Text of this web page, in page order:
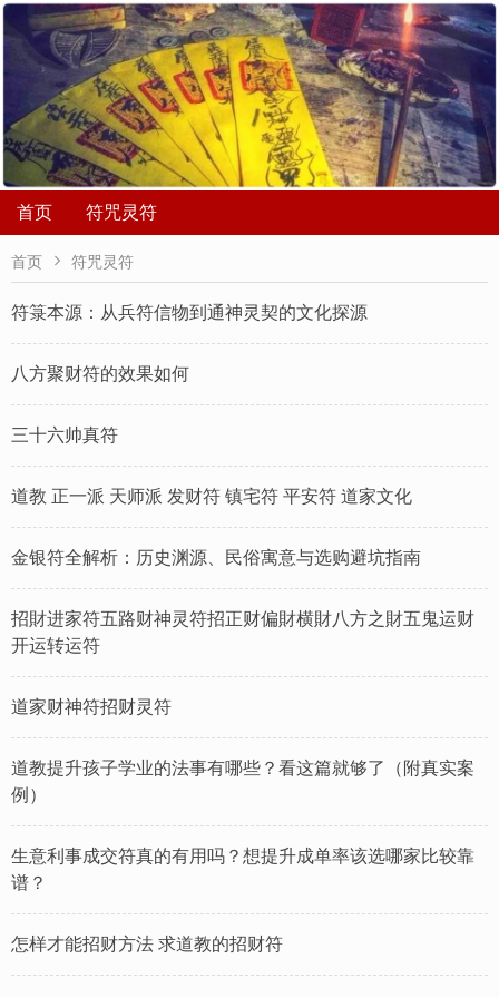
首页 符咒灵符
首页  符咒灵符
符箓本源：从兵符信物到通神灵契的文化探源
八方聚财符的效果如何
三十六帅真符
道教 正一派 天师派 发财符 镇宅符 平安符 道家文化
金银符全解析：历史渊源、民俗寓意与选购避坑指南
招財进家符五路财神灵符招正财偏財横財八方之財五鬼运财
开运转运符
道家财神符招财灵符
道教提升孩子学业的法事有哪些？看这篇就够了（附真实案
例）
生意利事成交符真的有用吗？想提升成单率该选哪家比较靠
谱？
怎样才能招财方法 求道教的招财符